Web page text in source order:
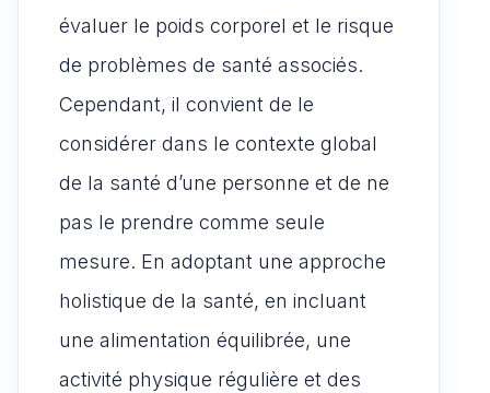
évaluer le poids corporel et le risque
de problèmes de santé associés.
Cependant, il convient de le
considérer dans le contexte global
de la santé d’une personne et de ne
pas le prendre comme seule
mesure. En adoptant une approche
holistique de la santé, en incluant
une alimentation équilibrée, une
activité physique régulière et des